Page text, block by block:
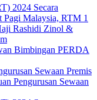
2024 Secara
Pagi Malaysia, RTM 1
Rashidi Zinol &
Bimbingan PERDA
Sewaan Premis
Pengurusan Sewaan